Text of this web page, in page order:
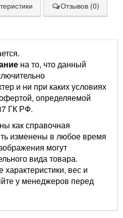
Отзывов (0)
на то, что данный
и ни при каких условиях
определяемой
ГК РФ.
как справочная
изменены в любое время
могут
вида товара.
характеристики, вес и
у менеджеров перед